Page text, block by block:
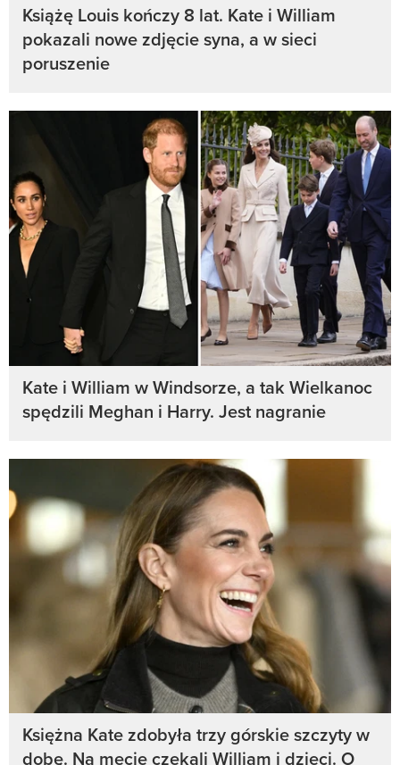
Książę Louis kończy 8 lat. Kate i William
pokazali nowe zdjęcie syna, a w sieci
poruszenie
Kate i William w Windsorze, a tak Wielkanoc
spędzili Meghan i Harry. Jest nagranie
Księżna Kate zdobyła trzy górskie szczyty w
dobę. Na mecie czekali William i dzieci. O